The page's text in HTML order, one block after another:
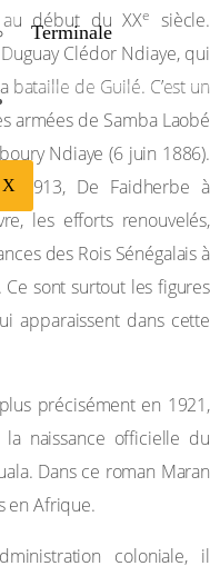
Terminale
X
au début du XXe
siècle.
Clédor Ndiaye, qui
de Guilé. C’est un
armées de Samba Laobé
Ndiaye (6 juin 1886).
1913, De Faidherbe à
les efforts renouvelés,
des Rois Sénégalais à
sont surtout les figures
apparaissent dans cette
précisément en 1921,
naissance officielle du
Dans ce roman Maran
en Afrique.
coloniale, il